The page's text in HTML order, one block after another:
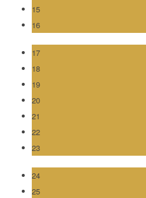
15
16
17
18
19
20
21
22
23
24
25